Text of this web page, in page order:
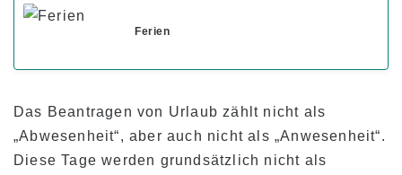
Überblick über das Programm
Business Englisch
Ferien
Das Beantragen von Urlaub zählt nicht als
„Abwesenheit“, aber auch nicht als „Anwesenheit“.
Diese Tage werden grundsätzlich nicht als